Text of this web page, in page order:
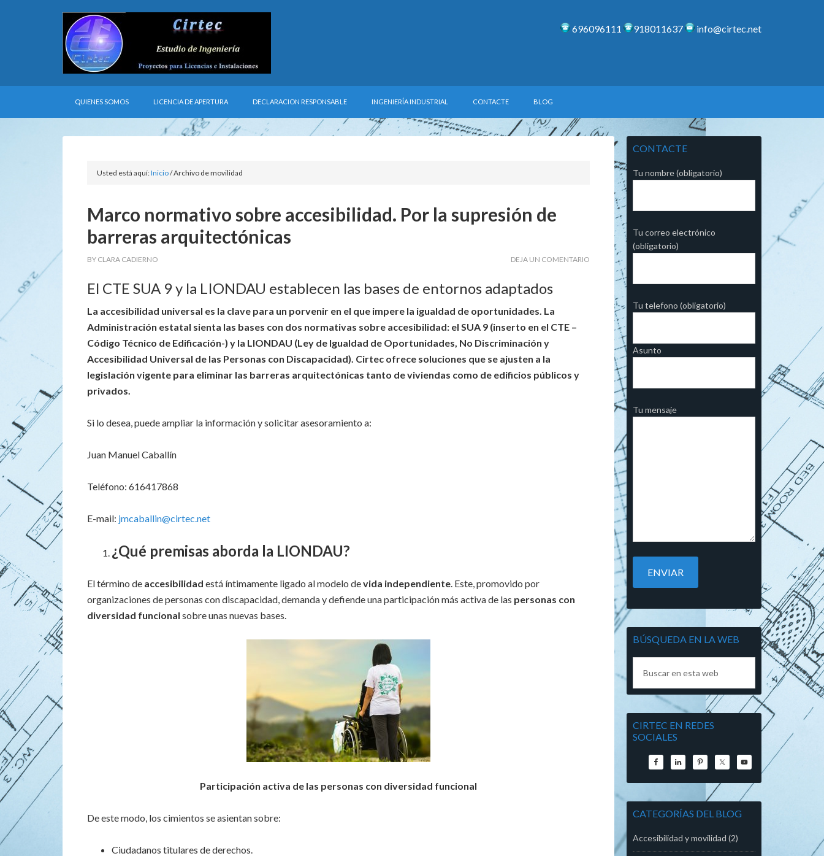
696096111 918011637 info@cirtec.net
QUIENES SOMOS LICENCIA DE APERTURA DECLARACION RESPONSABLE INGENIERÍA INDUSTRIAL CONTACTE BLOG
Usted está aquí:Inicio/Archivo de movilidad
Marco normativo sobre accesibilidad. Por la supresión de
barreras arquitectónicas
BY CLARA CADIERNO DEJA UN COMENTARIO
El CTE SUA 9 y la LIONDAU establecen las bases de entornos adaptados
La accesibilidad universal es la clave para un porvenir en el que impere la igualdad de oportunidades. La
Administración estatal sienta las bases con dos normativas sobre accesibilidad: el SUA 9 (inserto en el CTE –
Código Técnico de Edificación-) y la LIONDAU (Ley de Igualdad de Oportunidades, No Discriminación y
Accesibilidad Universal de las Personas con Discapacidad). Cirtec ofrece soluciones que se ajusten a la
legislación vigente para eliminar las barreras arquitectónicas tanto de viviendas como de edificios públicos y
privados.
Si lo desea, puede ampliar la información y solicitar asesoramiento a:
Juan Manuel Caballín
Teléfono: 616417868
E-mail: jmcaballin@cirtec.net
¿Qué premisas aborda la LIONDAU?
El término de accesibilidad está íntimamente ligado al modelo devida independiente. Este, promovido por
organizaciones de personas con discapacidad, demanda y defiende una participación más activa de las personas con
diversidad funcional sobre unas nuevas bases.
Participación activa de las personas con diversidad funcional
De este modo, los cimientos se asientan sobre:
Ciudadanos titulares de derechos.
CONTACTE
Tu nombre (obligatorio)
Tu correo electrónico
(obligatorio)
Tu telefono (obligatorio)
Asunto
Tu mensaje
BÚSQUEDA EN LA WEB
CIRTEC EN REDES
SOCIALES
CATEGORÍAS DEL BLOG
Accesibilidad y movilidad (2)